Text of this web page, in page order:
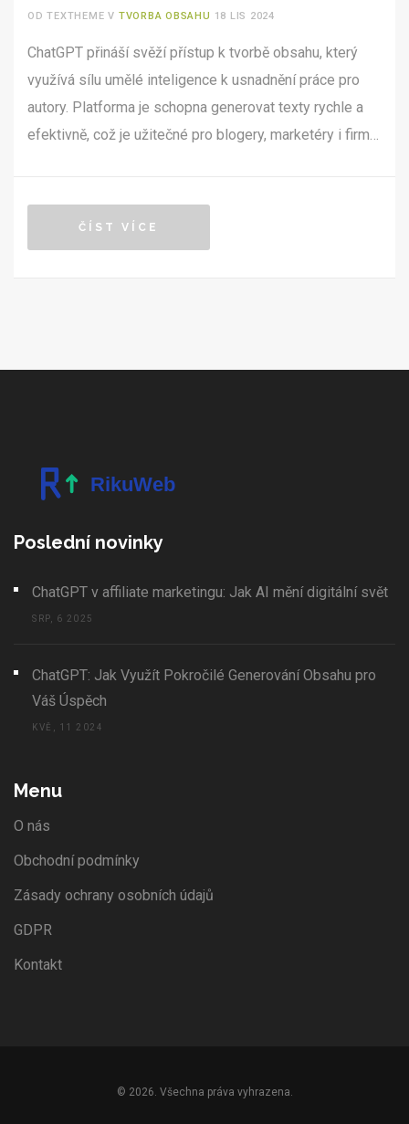
OD TEXTHEME V TVORBA OBSAHU 18 LIS 2024
ChatGPT přináší svěží přístup k tvorbě obsahu, který
využívá sílu umělé inteligence k usnadnění práce pro
autory. Platforma je schopna generovat texty rychle a
efektivně, což je užitečné pro blogery, marketéry i firmy.
aspekty a možnosti využití ChatGPT v moderním
ČÍST VÍCE
Poslední novinky
ChatGPT v affiliate marketingu: Jak AI mění digitální svět
SRP, 6 2025
ChatGPT: Jak Využít Pokročilé Generování Obsahu pro
Váš Úspěch
KVĚ, 11 2024
Menu
O nás
Obchodní podmínky
Zásady ochrany osobních údajů
GDPR
Kontakt
© 2026. Všechna práva vyhrazena.